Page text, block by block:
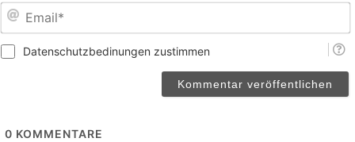
Datenschutzbedinungen zustimmen
0 KOMMENTARE